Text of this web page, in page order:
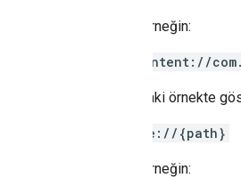
Örneğin:
intent://
Aşağıdaki örnekte
scheme://{path}
Örneğin: